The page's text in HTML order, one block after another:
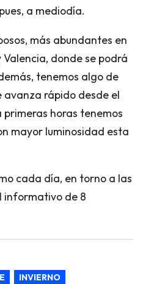
a mediodía.
más abundantes en
donde se podrá
tenemos algo de
avanza rápido desde el
primeras horas tenemos
mayor luminosidad esta
cada día, en torno a las
informativo de 8
INVIERNO